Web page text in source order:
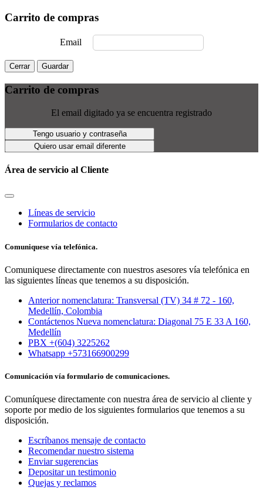
Carrito de compras
Email
Cerrar Guardar
Carrito de compras
El email digitado ya se encuentra registrado
Tengo usuario y contraseña
Quiero usar email diferente
Área de servicio al Cliente
Líneas de servicio
Formularios de contacto
Comuniquese vía telefónica.
Comuniquese directamente con nuestros asesores vía telefónica en
las siguientes líneas que tenemos a su disposición.
Anterior nomenclatura: Transversal (TV) 34 # 72 - 160,
Medellín, Colombia
Contáctenos Nueva nomenclatura: Diagonal 75 E 33 A 160,
Medellín
PBX +(604) 3225262
Whatsapp +573166900299
Comunicación vía formulario de comunicaciones.
Comuníquese directamente con nuestra área de servicio al cliente y
soporte por medio de los siguientes formularios que tenemos a su
disposición.
Escríbanos mensaje de contacto
Recomendar nuestro sistema
Enviar sugerencias
Depositar un testimonio
Quejas y reclamos